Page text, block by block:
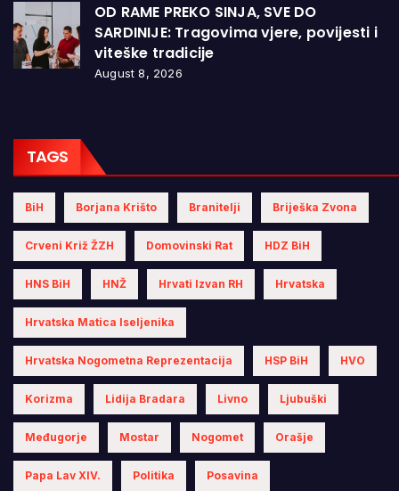
OD RAME PREKO SINJA, SVE DO
SARDINIJE: Tragovima vjere, povijesti i
viteške tradicije
August 8, 2026
TAGS
BiH Borjana Krišto Branitelji Briješka Zvona
Crveni Križ ŽZH Domovinski Rat HDZ BiH
HNS BiH HNŽ Hrvati Izvan RH Hrvatska
Hrvatska Matica Iseljenika
Hrvatska Nogometna Reprezentacija HSP BiH HVO
Korizma Lidija Bradara Livno Ljubuški
Međugorje Mostar Nogomet Orašje
Papa Lav XIV. Politika Posavina